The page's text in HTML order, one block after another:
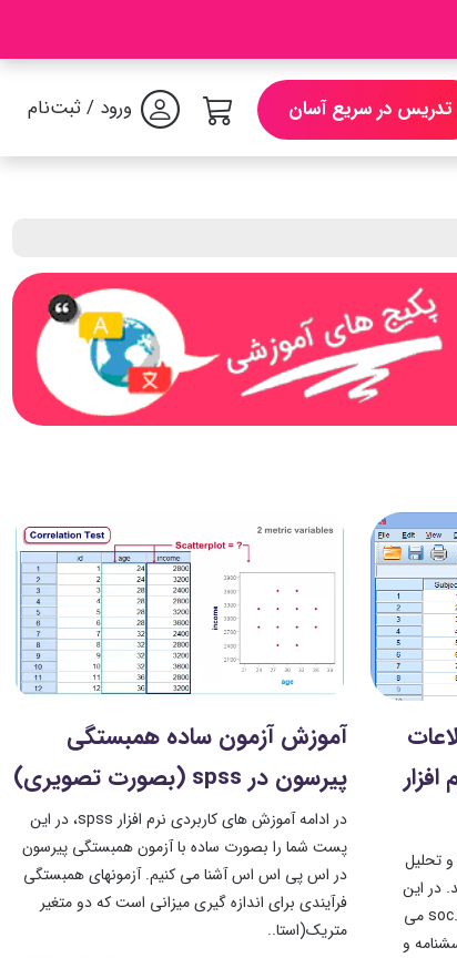
تدریس در سریع آسان ورود / ثبت‌نام
و تحلیل
در این
مقاله که برگرفته از وب سایت معتبر soc.cuhk می
و
آموزش آزمون ساده همبستگی
پیرسون در spss (بصورت تصویری)
در ادامه آموزش های کاربردی نرم افزار spss، در این
پست شما را بصورت ساده با آزمون همبستگی پیرسون
در اس پی اس اس آشنا می کنیم. آزمونهای همبستگی
فرآیندی برای اندازه گیری میزانی است که دو متغیر
متریک(استا..